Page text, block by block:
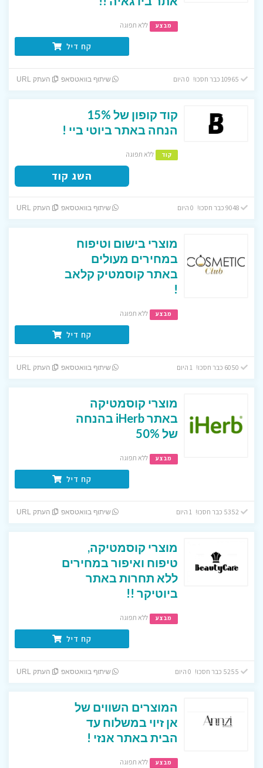
מבצע ללא תפוגה
קח דיל
שיתוף בוואטסאפ העתק URL
קוד קופון של 15%
הנחה באתר ביוטי ביי !
קוד ללא תפוגה
השג קוד
9048 כבר חסכו! 0 היום שיתוף בוואטסאפ העתק URL
מוצרי בישום וטיפוח
במחירים מעולים
באתר קוסמטיק קלאב
!
מבצע ללא תפוגה
קח דיל
שיתוף בוואטסאפ העתק URL
מוצרי קוסמטיקה
באתר iHerb בהנחה
של 50%
מבצע ללא תפוגה
קח דיל
שיתוף בוואטסאפ העתק URL
מוצרי קוסמטיקה,
טיפוח ואיפור במחירים
ללא תחרות באתר
ביוטיקר !!
מבצע ללא תפוגה
קח דיל
שיתוף בוואטסאפ העתק URL
המוצרים השווים של
אן זיוי במשלוח עד
הבית באתר אנזי !
מבצע ללא תפוגה